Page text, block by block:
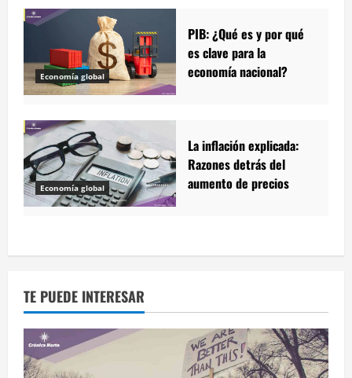
Economía global
PIB: ¿Qué es y por qué
es clave para la
economía nacional?
Economía global
La inflación explicada:
Razones detrás del
aumento de precios
TE PUEDE INTERESAR